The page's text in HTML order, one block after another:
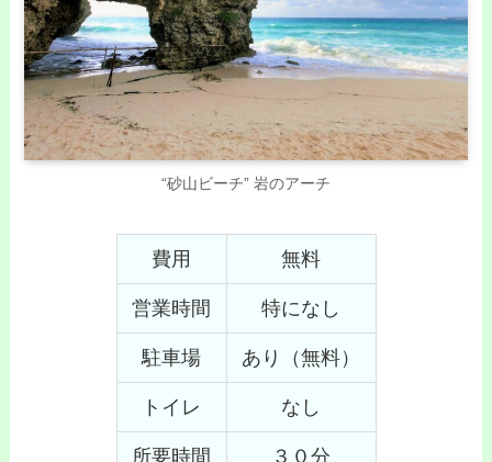
“砂山ビーチ” 岩のアーチ
費用 無料
営業時間 特になし
駐車場 あり（無料）
トイレ なし
所要時間 ３０分